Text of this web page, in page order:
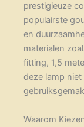
prestigieuze
populairste
en
materialen
fitting, 1,5
deze lamp
Waarom